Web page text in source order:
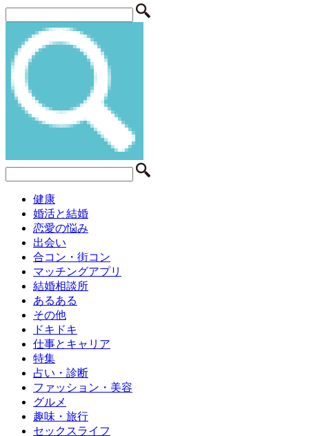
健康
婚活と結婚
恋愛の悩み
出会い
合コン・街コン
マッチングアプリ
結婚相談所
あるある
その他
ドキドキ
仕事とキャリア
特集
占い・診断
ファッション・美容
グルメ
趣味・旅行
セックスライフ